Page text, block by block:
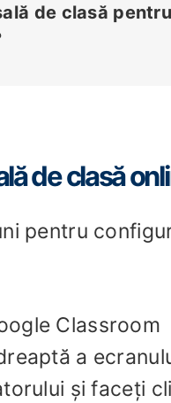
de clasă
de clasă
pentru
Classroom
a
și faceți